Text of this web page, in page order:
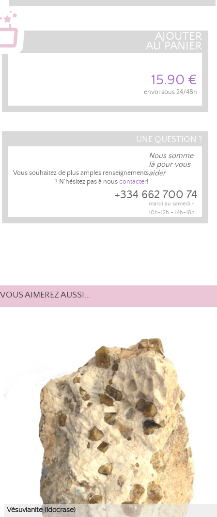
AJOUTER
AU PANIER
15.90 €
envoi sous 24/48h
UNE QUESTION ?
Nous somme
là pour vous
aider
Vous souhaitez de plus amples renseignements
? N'hésitez pas à nouscontacter!
+334 662 700 74
mardi au samedi -
10h-12h - 14h-18h
VOUS AIMEREZ AUSSI...
Vésuvianite (Idocrase)